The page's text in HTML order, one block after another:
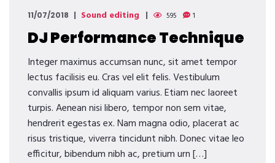
11/07/2018 Sound editing 595 1
DJ Performance Technique
Integer maximus accumsan nunc, sit amet tempor
lectus facilisis eu. Cras vel elit felis. Vestibulum
convallis ipsum id aliquam varius. Etiam nec laoreet
turpis. Aenean nisi libero, tempor non sem vitae,
hendrerit egestas ex. Nam magna odio, placerat ac
risus tristique, viverra tincidunt nibh. Donec vitae leo
efficitur, bibendum nibh ac, pretium urn […]